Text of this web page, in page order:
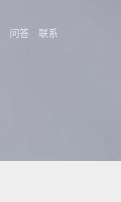
问答 联系